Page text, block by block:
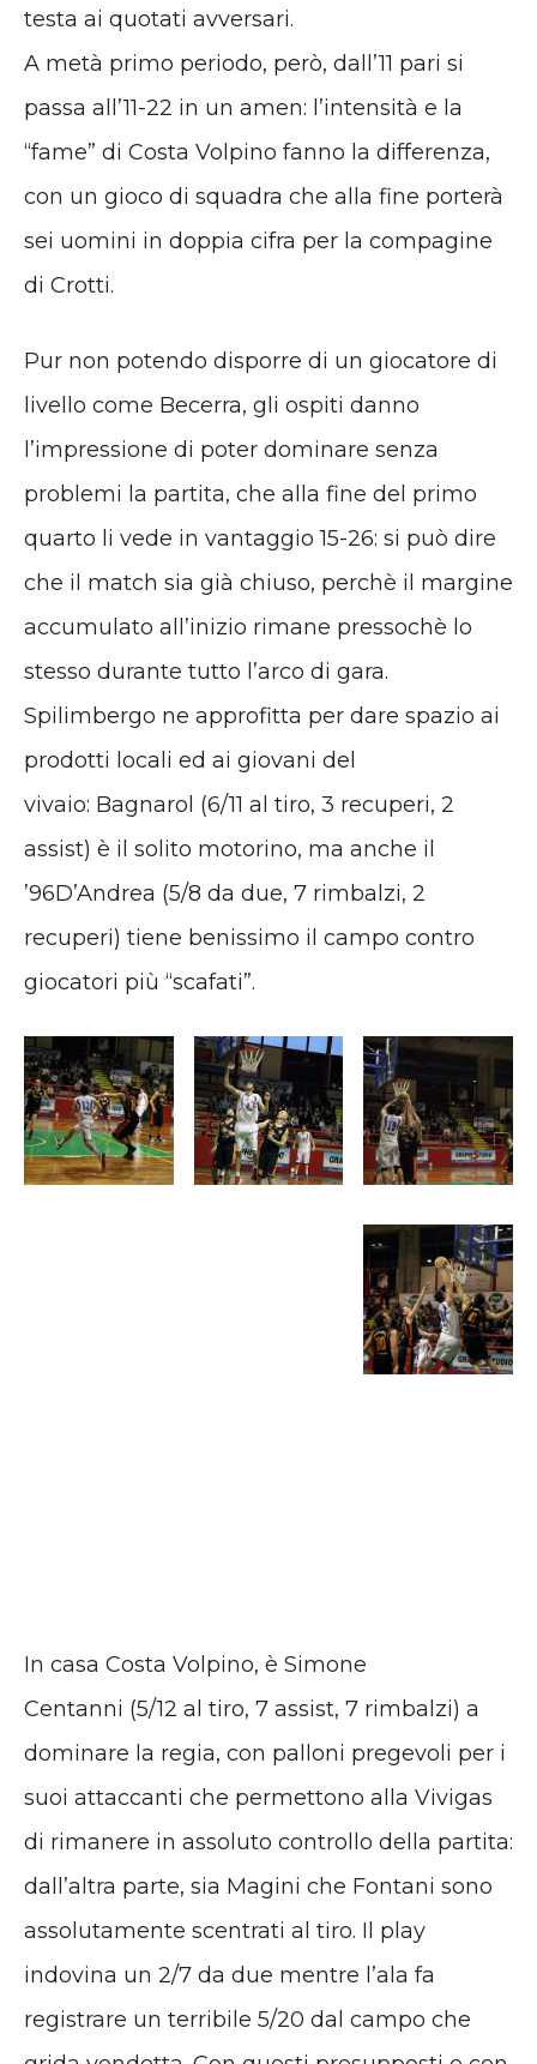
testa ai quotati avversari.
A metà primo periodo, però, dall’11 pari si
passa all’11-22 in un amen: l’intensità e la
“fame” di Costa Volpino fanno la differenza,
con un gioco di squadra che alla fine porterà
sei uomini in doppia cifra per la compagine
di Crotti.
Pur non potendo disporre di un giocatore di
livello come Becerra, gli ospiti danno
l’impressione di poter dominare senza
problemi la partita, che alla fine del primo
quarto li vede in vantaggio 15-26: si può dire
che il match sia già chiuso, perchè il margine
accumulato all’inizio rimane pressochè lo
stesso durante tutto l’arco di gara.
Spilimbergo ne approfitta per dare spazio ai
prodotti locali ed ai giovani del
vivaio: Bagnarol (6/11 al tiro, 3 recuperi, 2
assist) è il solito motorino, ma anche il
’96D’Andrea (5/8 da due, 7 rimbalzi, 2
recuperi) tiene benissimo il campo contro
giocatori più “scafati”.
In casa Costa Volpino, è Simone
Centanni (5/12 al tiro, 7 assist, 7 rimbalzi) a
dominare la regia, con palloni pregevoli per i
suoi attaccanti che permettono alla Vivigas
di rimanere in assoluto controllo della partita:
dall’altra parte, sia Magini che Fontani sono
assolutamente scentrati al tiro. Il play
indovina un 2/7 da due mentre l’ala fa
registrare un terribile 5/20 dal campo che